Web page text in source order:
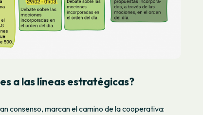
a las líneas estratégicas?
consenso, marcan el camino de la cooperativa: